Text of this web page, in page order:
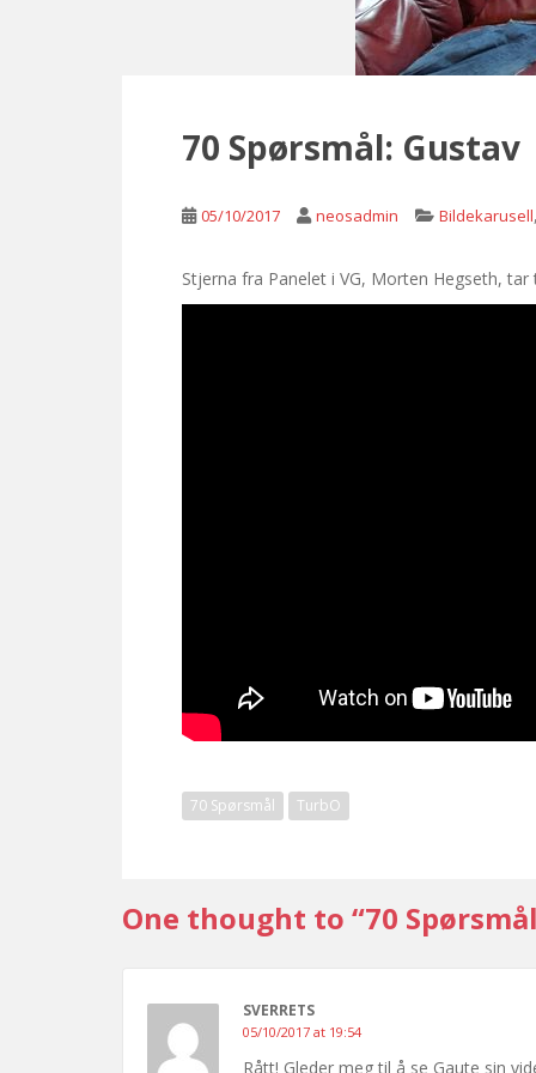
70 Spørsmål: Gustav
05/10/2017 neosadmin Bildekarusell,
Stjerna fra Panelet i VG, Morten Hegseth,
70 Spørsmål TurbO
One thought to “70
SVERRETS
05/10/2017 at 19:54
Rått! Gleder meg til å se Gaute sin